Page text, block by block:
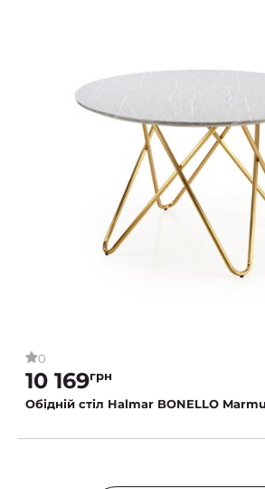
0
10 169грн
Обідній стіл Halmar BONELLO